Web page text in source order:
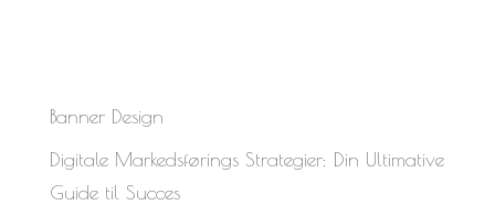
Banner Design
Digitale Markedsførings Strategier: Din Ultimative
Guide til Succes